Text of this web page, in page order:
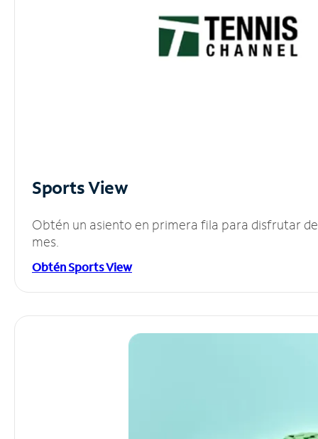
Sports View
Obtén un asiento en primera fila para disfrutar
mes.
Obtén Sports View